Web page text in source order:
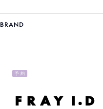
BRAND
予 約